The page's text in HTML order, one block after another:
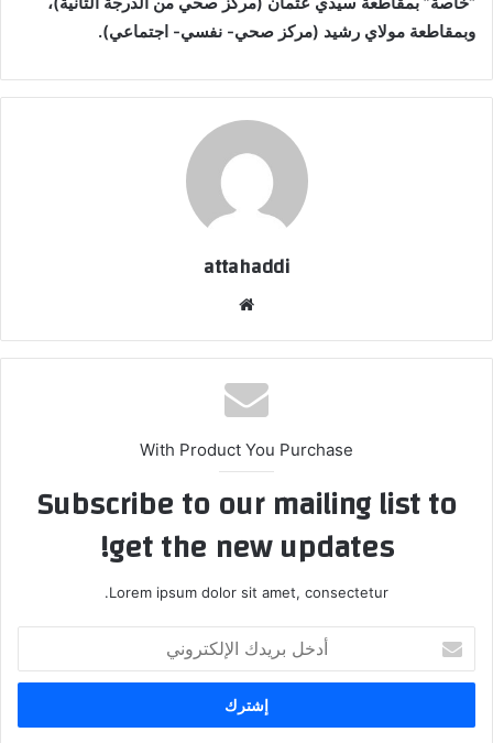
وبمقاطعة مولاي رشيد (مركز صحي- نفسي- اجتماعي).
attahaddi
With Product You Purchase
Subscribe to our mailing list to
get the new updates!
Lorem ipsum dolor sit amet, consectetur.
بريدك
الإلكتروني